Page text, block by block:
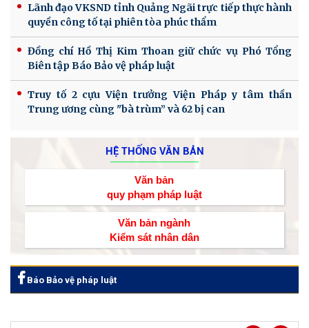
Lãnh đạo VKSND tỉnh Quảng Ngãi trực tiếp thực hành
quyền công tố tại phiên tòa phúc thẩm
Đồng chí Hồ Thị Kim Thoan giữ chức vụ Phó Tổng
Biên tập Báo Bảo vệ pháp luật
Truy tố 2 cựu Viện trưởng Viện Pháp y tâm thần
Trung ương cùng "bà trùm” và 62 bị can
HỆ THỐNG VĂN BẢN
Văn bản
quy phạm pháp luật
Văn bản ngành
Kiểm sát nhân dân
Báo Bảo vệ pháp luật